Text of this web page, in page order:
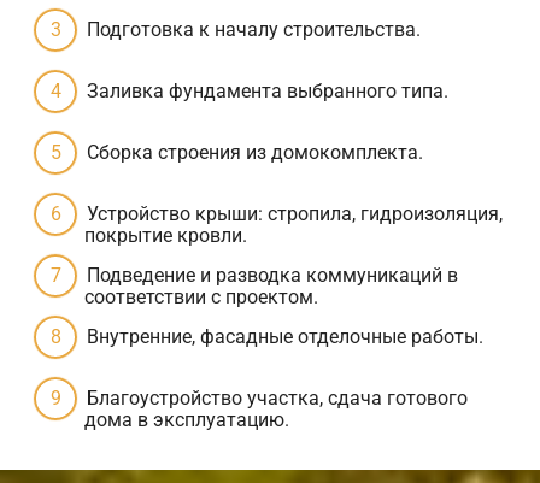
Подготовка к началу строительства.
Заливка фундамента выбранного типа.
Сборка строения из домокомплекта.
Устройство крыши: стропила, гидроизоляция,
покрытие кровли.
Подведение и разводка коммуникаций в
соответствии с проектом.
Внутренние, фасадные отделочные работы.
Благоустройство участка, сдача готового
дома в эксплуатацию.